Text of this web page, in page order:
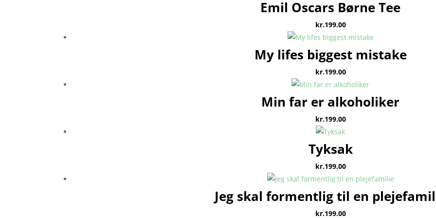
Emil Oscars Børne Tee
kr.199.00
My lifes biggest mistake
kr.199.00
Min far er alkoholiker
kr.199.00
Tyksak
kr.199.00
Jeg skal formentlig til en
kr.199.00